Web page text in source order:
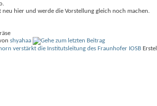
neu hier und werde die Vorstellung gleich noch machen.
shyahaa
verstärkt die Institutsleitung des Fraunhofer IOSB